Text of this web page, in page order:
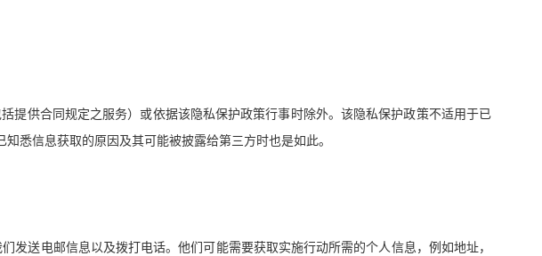
提供合同规定之服务）或依据该隐私保护政策行事时除外。该隐私保护政策不适用于已
悉信息获取的原因及其可能被披露给第三方时也是如此。
送电邮信息以及拨打电话。他们可能需要获取实施行动所需的个人信息，例如地址，